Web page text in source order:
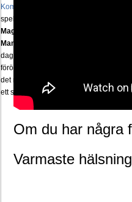
Kommentera
spelas med 12 deltagare istället för
Magnus Carlsen-Anish Giri, Ian
Mamedjarov.
dagar sedan, på blodigt allvar. Det lär
förödmjukande skriverier i norsk
det nämligen den sistnämnda
ett steg i rätt riktning. Chris Bird är
Om du har några
Varmaste